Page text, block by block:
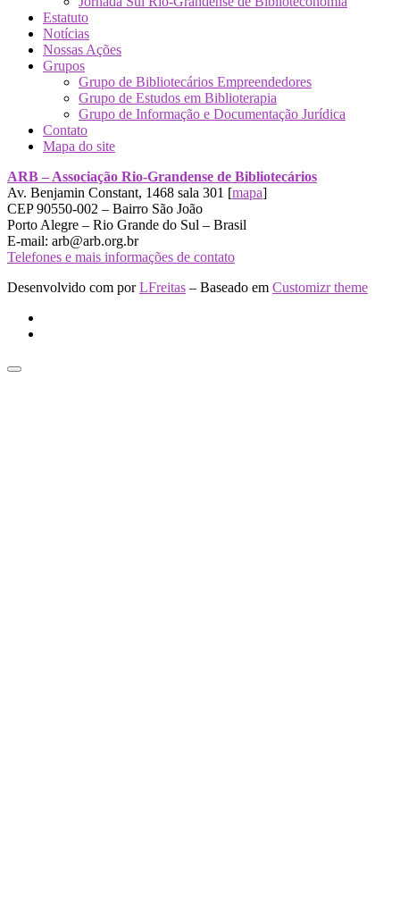
Estatuto
Notícias
Nossas Ações
Grupos
Grupo de Bibliotecários Empreendedores
Grupo de Estudos em Biblioterapia
Grupo de Informação e Documentação Jurídica
Contato
Mapa do site
ARB – Associação Rio-Grandense de Bibliotecários
Av. Benjamin Constant, 1468 sala 301 [mapa]
CEP 90550-002 – Bairro São João
Porto Alegre – Rio Grande do Sul – Brasil
E-mail: arb@arb.org.br
Telefones e mais informações de contato
Desenvolvido com porLFreitas – Baseado em Customizr theme